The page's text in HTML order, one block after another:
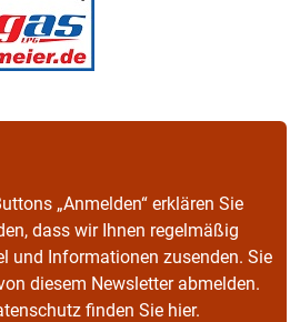
„Anmelden“ erklären Sie
dass wir Ihnen regelmäßig
und Informationen zusenden. Sie
diesem Newsletter abmelden.
finden Sie hier.